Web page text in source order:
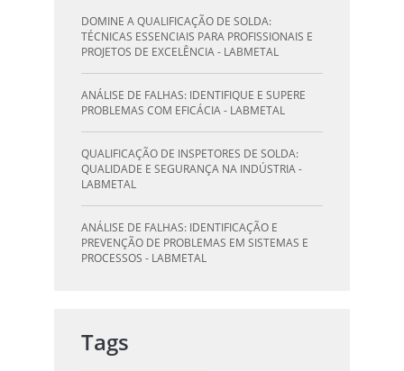
LABMETAL
LABMETAL
PRODUTOS - LABMETAL
DOMINE A QUALIFICAÇÃO DE SOLDA:
TÉCNICAS ESSENCIAIS PARA PROFISSIONAIS E
PROJETOS DE EXCELÊNCIA - LABMETAL
ANÁLISE DE FALHAS: IDENTIFIQUE E SUPERE
PROBLEMAS COM EFICÁCIA - LABMETAL
QUALIFICAÇÃO DE INSPETORES DE SOLDA:
QUALIDADE E SEGURANÇA NA INDÚSTRIA -
LABMETAL
ANÁLISE DE FALHAS: IDENTIFICAÇÃO E
PREVENÇÃO DE PROBLEMAS EM SISTEMAS E
PROCESSOS - LABMETAL
QUALIFICAÇÃO DE SOLDADORES: PILAR DO
Tags